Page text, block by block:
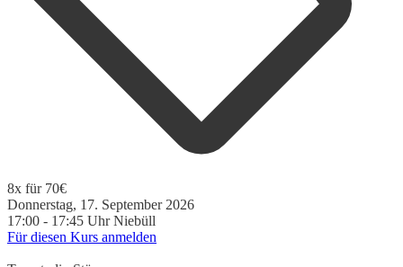
8x für 70€
Donnerstag, 17. September 2026
17:00 - 17:45 Uhr Niebüll
Für diesen Kurs anmelden